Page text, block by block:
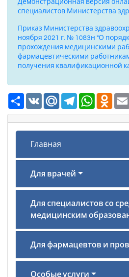
Демонстрационная версия
специалистов Министерства
Приказ Министерства
ноября 2021 г. № 1083н "О
прохождения медицинскими
фармацевтическими
получения квалификационной
РесурсVK Mail.Ru TelegramWhatsApp
Главная
Для врачей
Для специалистов со
медицинским
Для фармацевтов и
Особые услуги